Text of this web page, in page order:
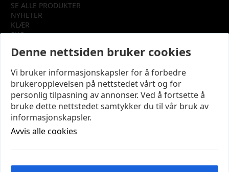
SE ALLE PRODUKTER
NYHETER
KLÆR
SKO
SALG
INFORMASJON
OM OSS
KUNDEKLUBB
KONTAKT OSS
KJØPSVILKÅR OG BETINGELSER
PERSONVERN
Denne nettsiden bruker cookies
Vi bruker informasjonskapsler for å forbedre
brukeropplevelsen på nettstedet vårt og for
personlig tilpasning av annonser. Ved å fortsette å
bruke dette nettstedet samtykker du til vår bruk av
informasjonskapsler.
Avvis alle cookies